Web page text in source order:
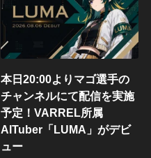
本日20:00よりマゴ選手の
チャンネルにて配信を実施
予定！VARREL所属
AITuber「LUMA」がデビ
ュー